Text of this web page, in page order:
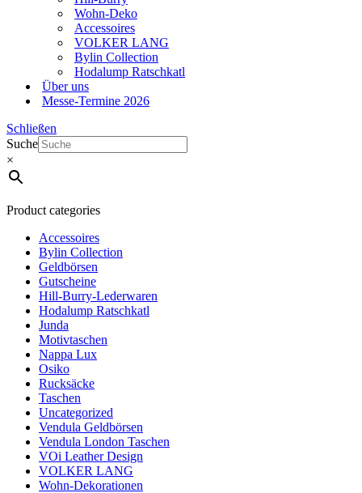
Wohn-Deko
Accessoires
VOLKER LANG
Bylin Collection
Hodalump Ratschkatl
Über uns
Messe-Termine 2026
Schließen
Suche
×
Product categories
Accessoires
Bylin Collection
Geldbörsen
Gutscheine
Hill-Burry-Lederwaren
Hodalump Ratschkatl
Junda
Motivtaschen
Nappa Lux
Osiko
Rucksäcke
Taschen
Uncategorized
Vendula Geldbörsen
Vendula London Taschen
VOi Leather Design
VOLKER LANG
Wohn-Dekorationen